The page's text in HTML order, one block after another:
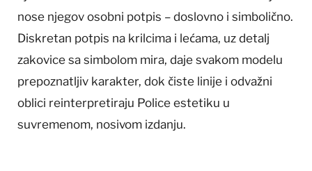
nose njegov osobni potpis – doslovno i simbolično.
Diskretan potpis na krilcima i lećama, uz detalj
zakovice sa simbolom mira, daje svakom modelu
prepoznatljiv karakter, dok čiste linije i odvažni
oblici reinterpretiraju Police estetiku u
suvremenom, nosivom izdanju.